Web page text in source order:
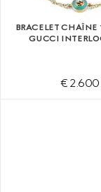
BRACELET CHAÎNE
GUCCI
€ 2.600